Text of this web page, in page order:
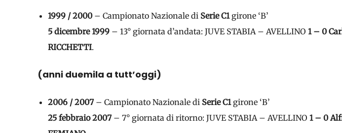
1999 / 2000– Campionato Nazionale di Serie C1girone ‘B’
5 dicembre 1999 – 13° giornata d’andata: JUVE STABIA – AVELLINO 1 – 0
RICCHETTI.
(anni duemila a tutt’oggi)
2006 / 2007– Campionato Nazionale di Serie C1girone ‘B’
25 febbraio 2007– 7° giornata di ritorno: JUVE STABIA – AVELLINO 1 – 0